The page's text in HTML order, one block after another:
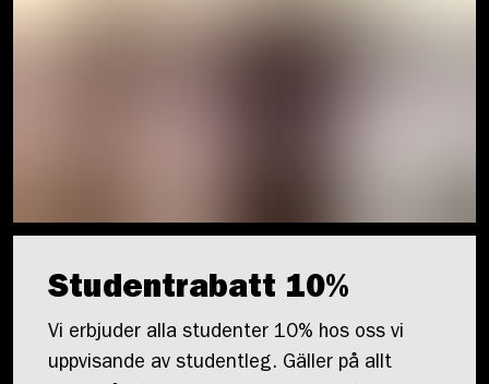
Studentrabatt 10%
Vi erbjuder alla studenter 10% hos oss vi
uppvisande av studentleg. Gäller på allt